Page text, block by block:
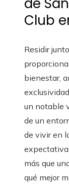
de
Club
Residir
bienestar,
un notable
de un
de vivir en
más que
qué mejor